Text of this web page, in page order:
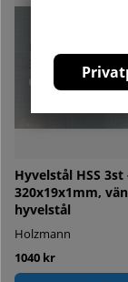
Hyvelstål HSS
320x19x1mm,
hyvelstål
Holzmann
1040 kr